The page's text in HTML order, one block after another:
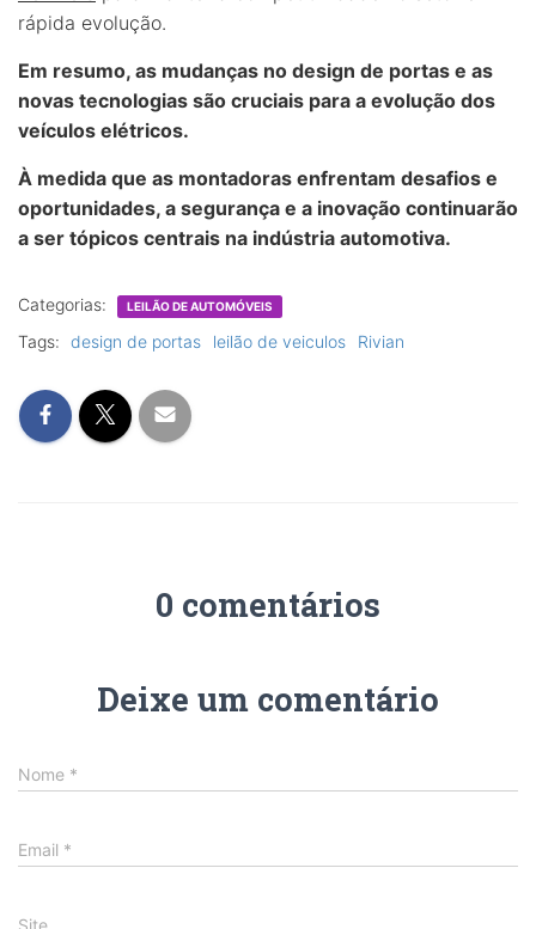
rápida evolução.
Em resumo, as mudanças no design de portas e as
novas tecnologias são cruciais para a evolução dos
veículos elétricos.
À medida que as montadoras enfrentam desafios e
oportunidades, a segurança e a inovação continuarão
a ser tópicos centrais na indústria automotiva.
Categorias: LEILÃO DE AUTOMÓVEIS
Tags: design de portas leilão de veiculos Rivian
0 comentários
Deixe um comentário
Nome *
Email *
Site